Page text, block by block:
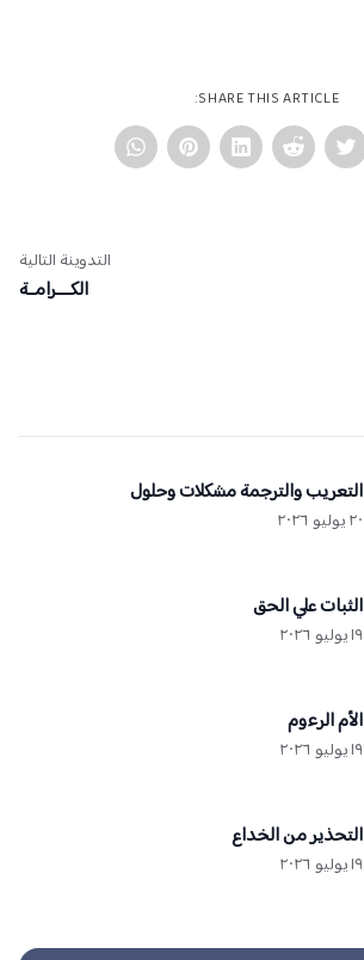
SHARE THIS ARTICLE:
التدوينة التالية
الكــــرامــة
التعريب والترجمة مشكلات وحلول
٢٠ يوليو ٢٠٢٦
الثبات علي الحق
١٩ يوليو ٢٠٢٦
الأم الرءوم
١٩ يوليو ٢٠٢٦
التحذير من الخداع
١٩ يوليو ٢٠٢٦